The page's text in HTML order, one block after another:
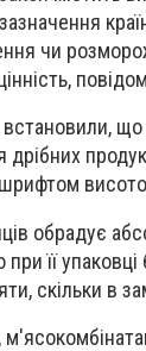
зазначення
чи
дрібних
шрифтом
обрадує
при її
скільки в